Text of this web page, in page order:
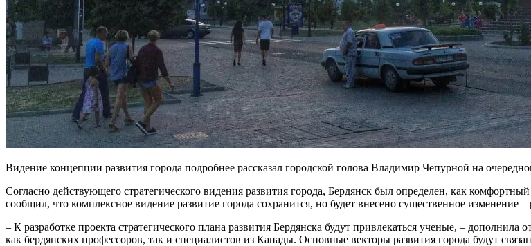
Видение концепции развития города подробнее рассказал городской голова Владимир Чепурной на
Согласно действующего стратегического видения развития города, Бердянск был определен, как
сообщил, что комплексное видение развитие города сохранится, но будет внесено существенное
– К разработке проекта стратегического плана развития Бердянска будут привлекаться ученые, –
как бердянских профессоров, так и специалистов из Канады. Основные векторы развития города будут